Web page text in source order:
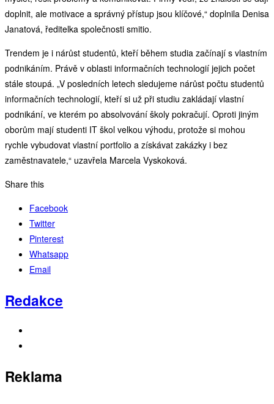
doplnit, ale motivace a správný přístup jsou klíčové,“ doplnila Denisa
Janatová, ředitelka společnosti smitio.
Trendem je i nárůst studentů, kteří během studia začínají s vlastním
podnikáním. Právě v oblasti informačních technologií jejich počet
stále stoupá. „V posledních letech sledujeme nárůst počtu studentů
informačních technologií, kteří si už při studiu zakládají vlastní
podnikání, ve kterém po absolvování školy pokračují. Oproti jiným
oborům mají studenti IT škol velkou výhodu, protože si mohou
rychle vybudovat vlastní portfolio a získávat zakázky i bez
zaměstnavatele,“ uzavřela Marcela Vyskoková.
Share this
Facebook
Twitter
Pinterest
Whatsapp
Email
Redakce
Reklama